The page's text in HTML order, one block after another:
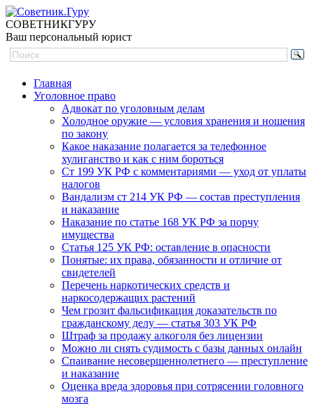
СОВЕТНИКГУРУ
Ваш персональный юрист
Главная
Уголовное право
Адвокат по уголовным делам
Холодное оружие — условия хранения и ношения
по закону
Какое наказание полагается за телефонное
хулиганство и как с ним бороться
Ст 199 УК РФ с комментариями — уход от уплаты
налогов
Вандализм ст 214 УК РФ — состав преступления
и наказание
Наказание по статье 168 УК РФ за порчу
имущества
Статья 125 УК РФ: оставление в опасности
Понятые: их права, обязанности и отличие от
свидетелей
Перечень наркотических средств и
наркосодержащих растений
Чем грозит фальсификация доказательств по
гражданскому делу — статья 303 УК РФ
Штраф за продажу алкоголя без лицензии
Можно ли снять судимость с базы данных онлайн
Спаивание несовершеннолетнего — преступление
и наказание
Оценка вреда здоровья при сотрясении головного
мозга